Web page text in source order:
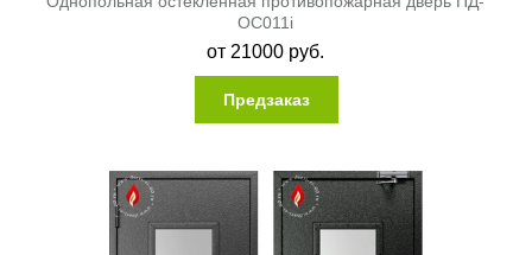
ОС011i
от 21000 руб.
Предзаказ